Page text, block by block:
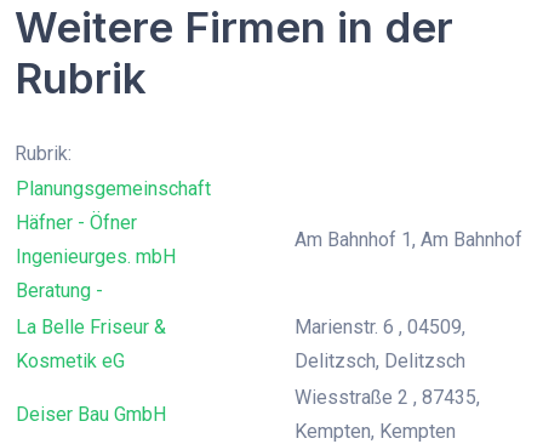
Weitere Firmen in der
Rubrik
Rubrik:
Planungsgemeinschaft
Häfner - Öfner
Ingenieurges. mbH
Beratung -
Am Bahnhof 1, Am Bahnhof
La Belle Friseur &
Kosmetik eG
Marienstr. 6 , 04509,
Delitzsch, Delitzsch
Deiser Bau GmbH
Wiesstraße 2 , 87435,
Kempten, Kempten